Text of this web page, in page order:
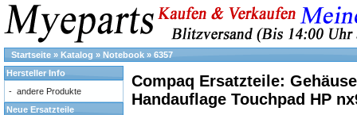
Startseite » Katalog » Notebook » 6357
Compaq Ersatzteile:
Handauflage Touchpad HP
Hersteller Info
- andere Produkte
Neue Ersatzteile